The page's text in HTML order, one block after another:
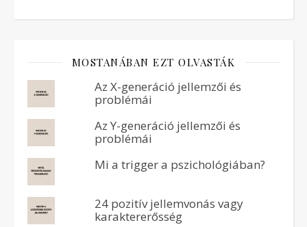
MOSTANÁBAN EZT OLVASTÁK
Az X-generáció jellemzői és
problémái
Az Y-generáció jellemzői és
problémái
Mi a trigger a pszichológiában?
24 pozitív jellemvonás vagy
karaktererősség